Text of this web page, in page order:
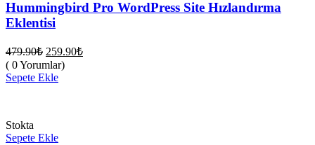
Hummingbird Pro WordPress Site Hızlandırma
Eklentisi
479.90₺ Orijinal
fiyat:
479.90₺.
259.90₺Şu
( 0 Yorumlar)
Sepete Ekle
Stokta
Sepete Ekle